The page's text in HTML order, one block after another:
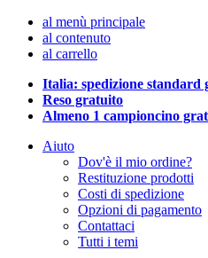
al menù principale
al contenuto
al carrello
Italia: spedizione standard
Reso gratuito
Almeno 1 campioncino
Aiuto
Dov'è il mio ordine?
Restituzione prodotti
Costi di spedizione
Opzioni di pagamento
Contattaci
Tutti i temi